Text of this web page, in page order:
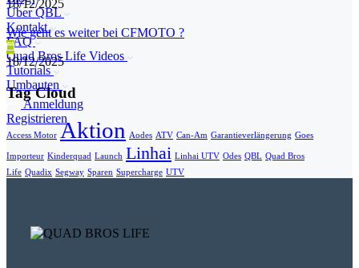
Über QBL
Kontakt
FAQ
Quad Bros Life Videos
Tutorials
Umbauten
Anmeldung
Registrieren
18/12/2025
Wie geht es weiter bei CFMOTO ?
18/12/2025
Tag Cloud
Access Motor Aktion Aodes ATV Can-Am Garantieverlängerung Goes
Importeur Kinderquad Launch Linhai Linhai UTV Odes QBL Quad Bros
Life Quadix Segway Sparen Supercharge UTV